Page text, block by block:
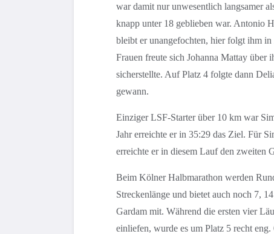
war damit nur unwesentlich langsamer
knapp unter 18 geblieben war. Antonio
bleibt er unangefochten, hier folgt ihm
Frauen freute sich Johanna Mattay über
sicherstellte. Auf Platz 4 folgte dann
gewann.
Einziger LSF-Starter über 10 km war
Jahr erreichte er in 35:29 das Ziel. Für
erreichte er in diesem Lauf den zweiten
Beim Kölner Halbmarathon werden
Streckenlänge und bietet auch noch 7,
Gardam mit. Während die ersten vier
einliefen, wurde es um Platz 5 recht